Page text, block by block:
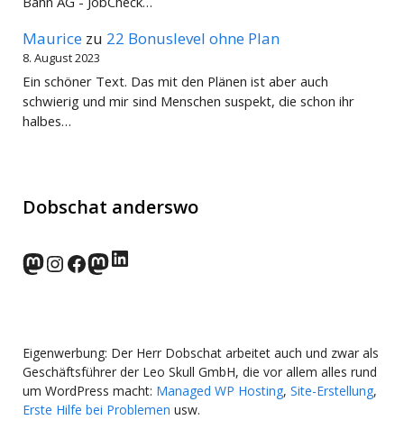
Maurice zu 22 Bonuslevel ohne Plan
8. August 2023
Ein schöner Text. Das mit den Plänen ist aber auch
schwierig und mir sind Menschen suspekt, die schon ihr
halbes…
Dobschat anderswo
norden.social
Instagram
Facebook
wp-punks.social
LinkedIn
Eigenwerbung: Der Herr Dobschat arbeitet auch und zwar als
Geschäftsführer der Leo Skull GmbH, die vor allem alles rund
um WordPress macht: Managed WP Hosting, Site-Erstellung,
Erste Hilfe bei Problemen usw.